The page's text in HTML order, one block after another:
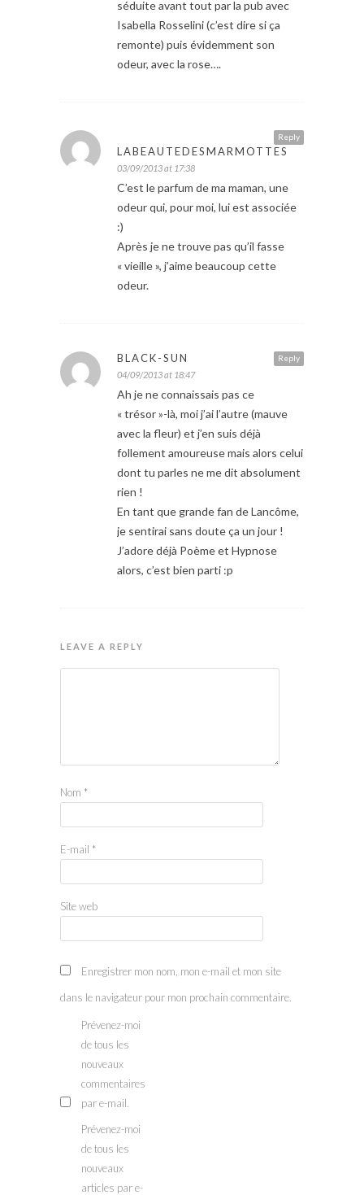
séduite avant tout par la pub avec
Isabella Rosselini (c’est dire si ça
remonte) puis évidemment son
odeur, avec la rose….
Reply
LABEAUTEDESMARMOTTES
03/09/2013 at 17:38
C’est le parfum de ma maman, une
odeur qui, pour moi, lui est associée
:)
Après je ne trouve pas qu’il fasse
« vieille », j’aime beaucoup cette
odeur.
Reply
BLACK-SUN
04/09/2013 at 18:47
Ah je ne connaissais pas ce
« trésor »-là, moi j’ai l’autre (mauve
avec la fleur) et j’en suis déjà
follement amoureuse mais alors celui
dont tu parles ne me dit absolument
rien !
En tant que grande fan de Lancôme,
je sentirai sans doute ça un jour !
J’adore déjà Poème et Hypnose
alors, c’est bien parti :p
LEAVE A REPLY
Nom *
E-mail *
Site web
Enregistrer mon nom, mon e-mail et mon site
dans le navigateur pour mon prochain commentaire.
Prévenez-moi
de tous les
nouveaux
commentaires
par e-mail.
Prévenez-moi
de tous les
nouveaux
articles par e-